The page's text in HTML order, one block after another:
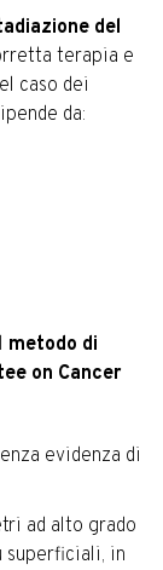
del
terapia e
caso dei
da:
metodo di
on Cancer
evidenza di
ad alto grado
superficiali, in